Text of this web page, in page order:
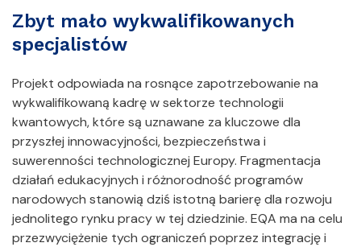
Zbyt mało wykwalifikowanych
specjalistów
Projekt odpowiada na rosnące zapotrzebowanie na
wykwalifikowaną kadrę w sektorze technologii
kwantowych, które są uznawane za kluczowe dla
przyszłej innowacyjności, bezpieczeństwa i
suwerenności technologicznej Europy. Fragmentacja
działań edukacyjnych i różnorodność programów
narodowych stanowią dziś istotną barierę dla rozwoju
jednolitego rynku pracy w tej dziedzinie. EQA ma na celu
przezwyciężenie tych ograniczeń poprzez integrację i